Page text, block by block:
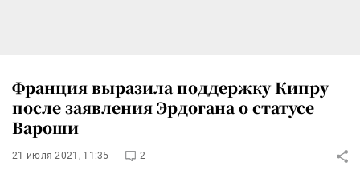
Франция выразила поддержку Кипру
после заявления Эрдогана о статусе
Вароши
21 июля 2021, 11:35 2